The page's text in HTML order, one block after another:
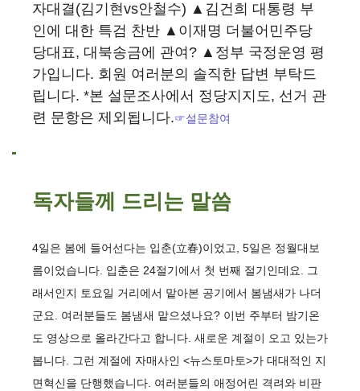
자대결(김기현vs안철수) ▲김건희 대통령 부
인에 대한 특검 찬반 ▲이재명 더불어민주당
당대표, 대북송금에 관여? ▲정부 국정운영 평
가입니다. 회원 여러분의 솔직한 답변 부탁드
립니다. *본 설문조사에서 정당지지도, 선거 관
련 문항은 제외됩니다.☞설문참여
독자들께 드리는 말씀
4일은 봄에 들어선다는 입춘(立春)이었고, 5일은 정월대보
름이었습니다. 입춘은 24절기에서 첫 번째 절기인데요. 그
래서인지 토요일 거리에서 맡아본 공기에서 봄냄새가 나더
군요. 여러분들도 봄냄새 맡으셨나요? 이번 주부터 밤기온
도 영상으로 올라간다고 합니다. 새로운 계절이 오고 있는가
봅니다. 그런 계절에 자매사인 <뉴스토마토>가 대대적인 지
면혁신을 단행했습니다. 여러분들의 애정어린 격려와 비판